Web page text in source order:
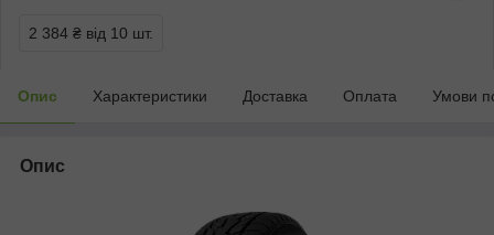
2 384 ₴ від 10 шт.
Опис Характеристики Доставка Оплата Умови
Опис